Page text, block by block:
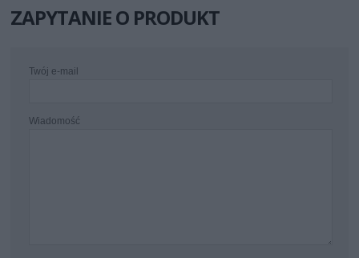
ZAPYTANIE O PRODUKT
Twój e-mail
Wiadomość